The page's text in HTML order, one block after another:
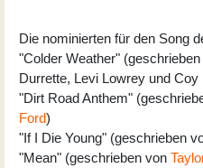
Die nominierten für den Song
"Colder Weather"
Durrette, Levi Lowrey und Coy
"Dirt Road Anthem"
Ford)
"If I Die Young" (geschrieben
"Mean" (geschrieben von